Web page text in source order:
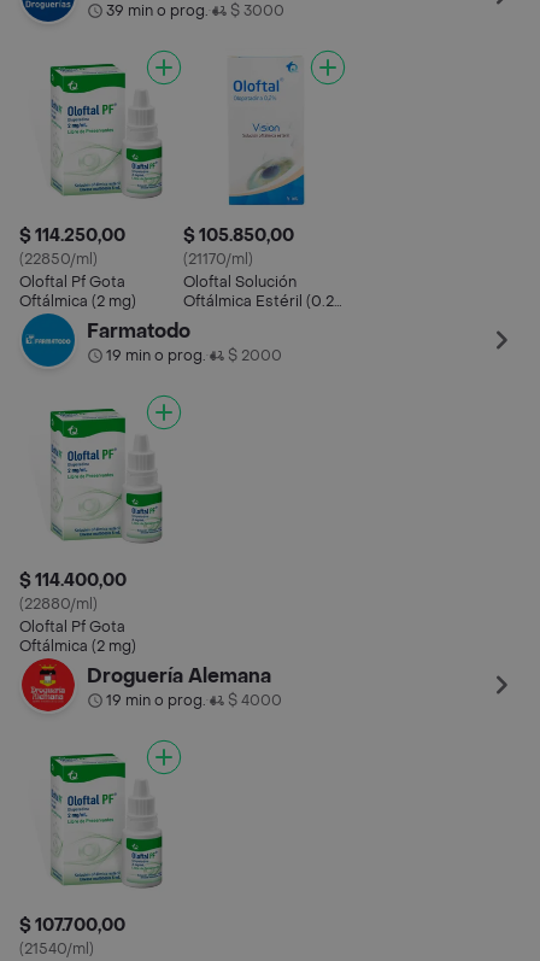
39 min o prog.• $ 3000
$ 114.250,00
(22850/ml)
Oloftal Pf Gota
Oftálmica (2 mg)
$ 105.850,00
(21170/ml)
Oloftal Solución
Oftálmica Estéril (0.2
Farmatodo
19 min o prog.• $ 2000
$ 114.400,00
(22880/ml)
Oloftal Pf Gota
Oftálmica (2 mg)
Droguería Alemana
19 min o prog.• $ 4000
$ 107.700,00
(21540/ml)